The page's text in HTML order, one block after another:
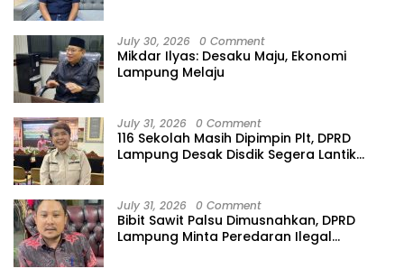
July 30, 2026 0 Comment
Mikdar Ilyas: Desaku Maju, Ekonomi
Lampung Melaju
July 31, 2026 0 Comment
116 Sekolah Masih Dipimpin Plt, DPRD
Lampung Desak Disdik Segera Lantik
July 31, 2026 0 Comment
Bibit Sawit Palsu Dimusnahkan, DPRD
Lampung Minta Peredaran Ilegal